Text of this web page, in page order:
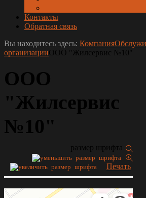
Контакты
Обратная связь
Вы находитесь здесь: Компания
организацииООО "Жилсервис №10"
ООО
"Жилсервис
№10"
размер шрифта
Печать